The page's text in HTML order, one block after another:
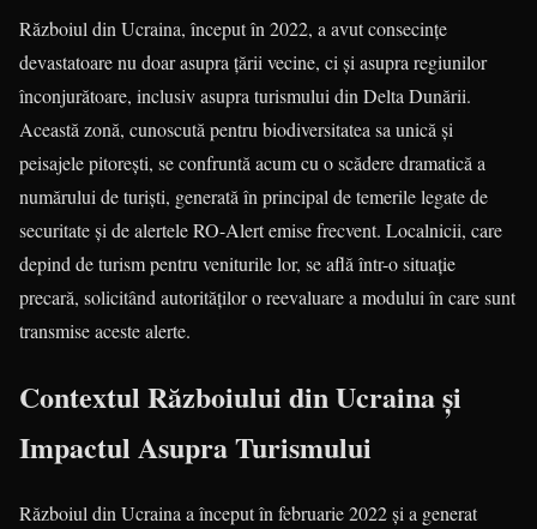
Războiul din Ucraina, început în 2022, a avut consecințe
devastatoare nu doar asupra țării vecine, ci și asupra regiunilor
înconjurătoare, inclusiv asupra turismului din Delta Dunării.
Această zonă, cunoscută pentru biodiversitatea sa unică și
peisajele pitorești, se confruntă acum cu o scădere dramatică a
numărului de turiști, generată în principal de temerile legate de
securitate și de alertele RO-Alert emise frecvent. Localnicii, care
depind de turism pentru veniturile lor, se află într-o situație
precară, solicitând autorităților o reevaluare a modului în care sunt
transmise aceste alerte.
Contextul Războiului din Ucraina și
Impactul Asupra Turismului
Războiul din Ucraina a început în februarie 2022 și a generat